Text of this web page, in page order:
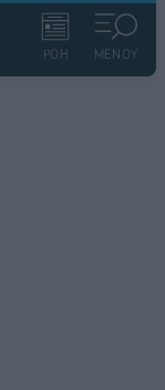
ΡΟΗ ΜΕΝΟΥ